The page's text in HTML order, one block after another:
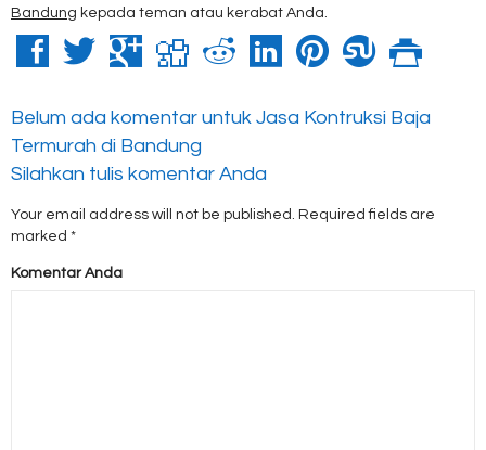
Bandung kepada teman atau kerabat Anda.
Belum ada komentar untuk Jasa Kontruksi Baja
Termurah di Bandung
Silahkan tulis komentar Anda
Your email address will not be published. Required fields are
marked *
Komentar Anda